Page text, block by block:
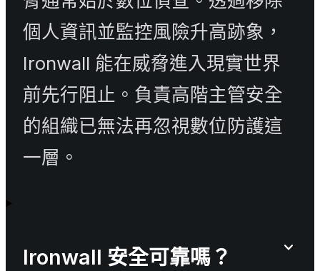
個人資訊並監控風險升高跡象，
Ironwall 能在威脅進入現實世界
前先行阻止。負責高階主管安全
的組織已無法再忽視數位防護這
一層。
Ironwall 安全可靠嗎？